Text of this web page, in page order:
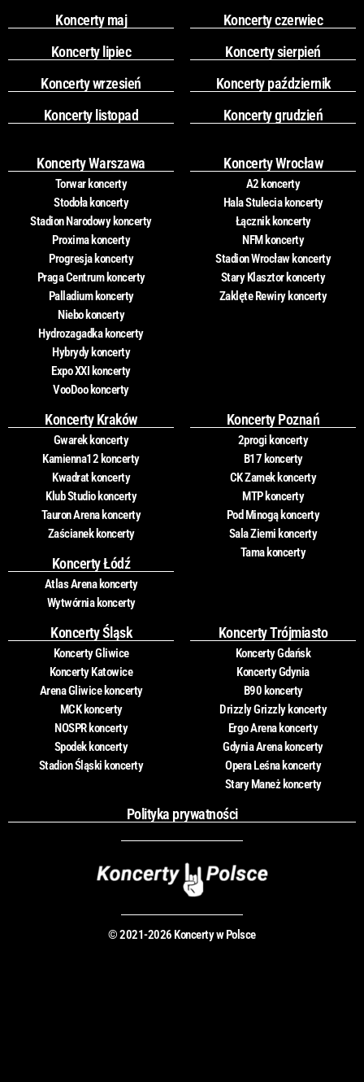
Koncerty maj
Koncerty czerwiec
Koncerty lipiec
Koncerty sierpień
Koncerty wrzesień
Koncerty październik
Koncerty listopad
Koncerty grudzień
Koncerty Warszawa
Torwar koncerty
Stodoła koncerty
Stadion Narodowy koncerty
Proxima koncerty
Progresja koncerty
Praga Centrum koncerty
Palladium koncerty
Niebo koncerty
Hydrozagadka koncerty
Hybrydy koncerty
Expo XXI koncerty
VooDoo koncerty
Koncerty Wrocław
A2 koncerty
Hala Stulecia koncerty
Łącznik koncerty
NFM koncerty
Stadion Wrocław koncerty
Stary Klasztor koncerty
Zaklęte Rewiry koncerty
Koncerty Kraków
Gwarek koncerty
Kamienna12 koncerty
Kwadrat koncerty
Klub Studio koncerty
Tauron Arena koncerty
Zaścianek koncerty
Koncerty Łódź
Atlas Arena koncerty
Wytwórnia koncerty
Koncerty Poznań
2progi koncerty
B17 koncerty
CK Zamek koncerty
MTP koncerty
Pod Minogą koncerty
Sala Ziemi koncerty
Tama koncerty
Koncerty Śląsk
Koncerty Gliwice
Koncerty Katowice
Arena Gliwice koncerty
MCK koncerty
NOSPR koncerty
Spodek koncerty
Stadion Śląski koncerty
Koncerty Trójmiasto
Koncerty Gdańsk
Koncerty Gdynia
B90 koncerty
Drizzly Grizzly koncerty
Ergo Arena koncerty
Gdynia Arena koncerty
Opera Leśna koncerty
Stary Maneż koncerty
Polityka prywatności
© 2021-2026 Koncerty w Polsce